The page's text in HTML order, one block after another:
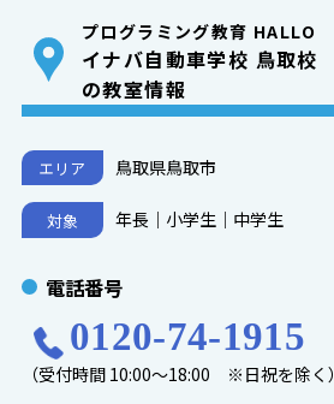
プログラミング教育 HALLO
イナバ自動車学校 鳥取校
の教室情報
エリア 鳥取県鳥取市
対象 年長｜小学生｜中学生
電話番号
0120-74-1915
（受付時間 10:00～18:00 ※日祝を除く）